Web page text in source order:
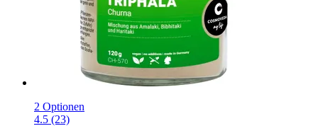
2 Optionen
4.5 (23)